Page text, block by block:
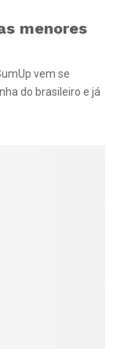
menores
vem se
do brasileiro e já